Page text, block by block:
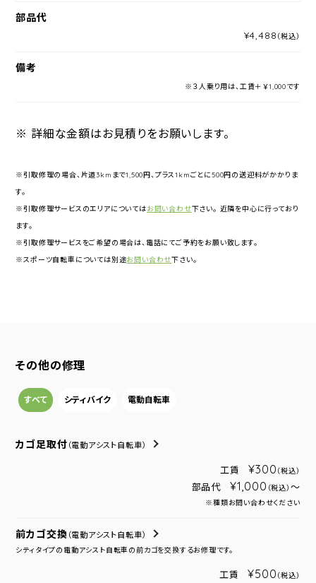
部品代
¥4,488 （税込）
備考
※３人乗り用は、工賃＋￥1,000です
※ 詳細な金額はお見積りをお願いします。
※引取修理の場合、片道3kmまで1,500円、プラス1kmごとに500円の送迎料がかかりま
す。
※引取修理サービスのエリアについてはお問い合わせ下さい。 近隣を中心に行っており
ます。
※引取修理サービスをご希望の場合は、電話にてご予約をお願い致します。
※スポーツ自転車については別途お問い合わせ下さい。
その他の修理
すべて シティバイク 電動自転車
カゴ足取付 （電動アシスト自転車）
工賃 ¥300 （税込）
部品代 ¥1,000 （税込） ～
※種類お問い合わせください
前カゴ交換 （電動アシスト自転車）
シティタイプの電動アシスト自転車の前カゴを交換するお修理です。
工賃 ¥500 （税込）